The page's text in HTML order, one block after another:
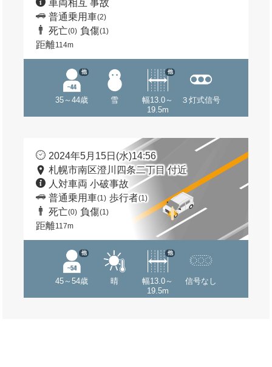
車両相互 事故
普通乗用車(2)
死亡(0) 負傷(1)
距離114m
35～44歳
他
雪
幅13.0～
19.5m
他
３灯式信号
2024年5月15日(水)14:56
札幌市南区澄川四条二丁目 付近
人対車両 小破事故
普通乗用車(1) 歩行者(1)
死亡(0) 負傷(1)
距離117m
45～54歳
他
晴
幅13.0～
19.5m
他
信号なし